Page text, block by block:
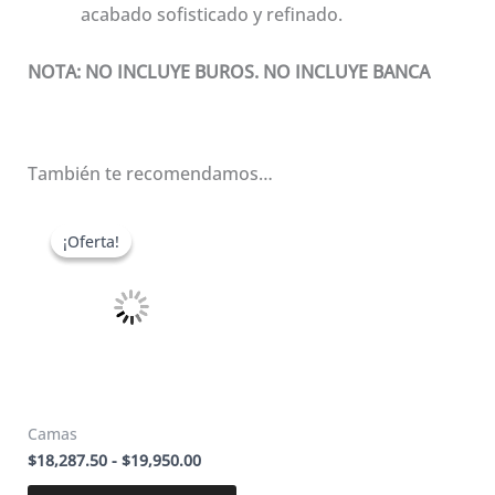
acabado sofisticado y refinado.
NOTA: NO INCLUYE BUROS. NO INCLUYE BANCA
También te recomendamos…
¡Oferta!
¡Oferta!
Camas
$18,287.50 - $19,950.00Rango